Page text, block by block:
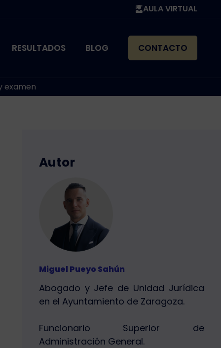
AULA VIRTUAL
RESULTADOS BLOG CONTACTO
examen
Autor
Miguel Pueyo Sahún
Abogado y Jefe de Unidad Jurídica
en el Ayuntamiento de Zaragoza.
Funcionario Superior de
Administración General.